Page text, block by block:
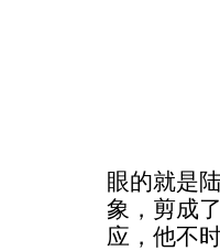
眼的就是
象，剪成
应，他不